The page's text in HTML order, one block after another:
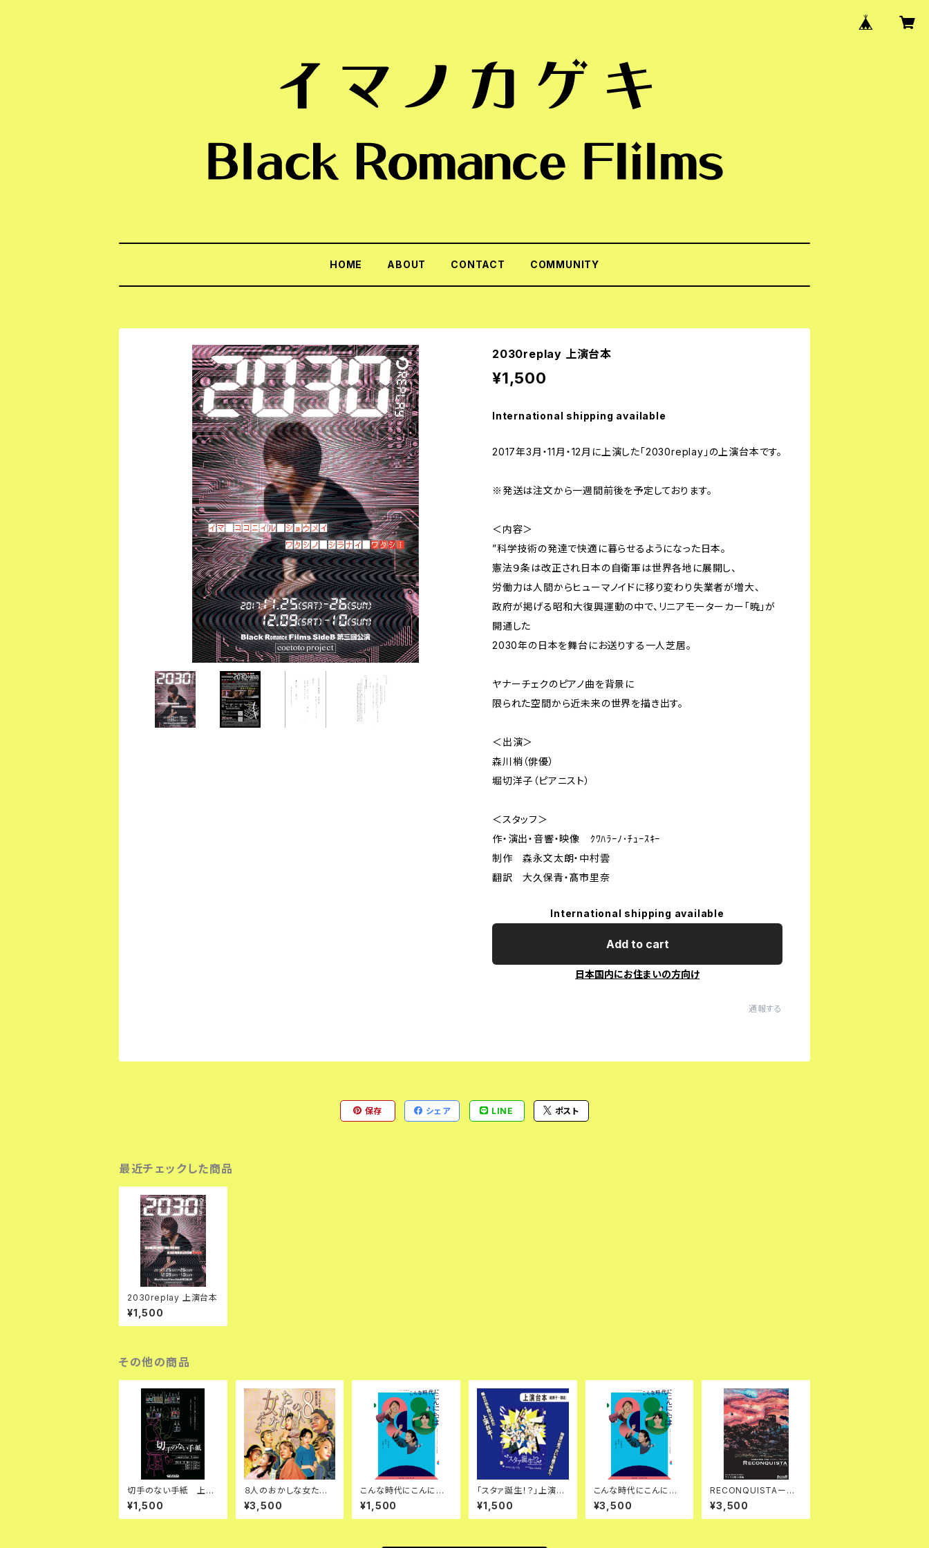
HOME ABOUT CONTACT COMMUNITY
2030replay 上演台本
¥1,500
International shipping available
2017年3月・11月・12月に上演した「2030replay」の上演台本です。
※発送は注文から一週間前後を予定しております。
＜内容＞
”科学技術の発達で快適に暮らせるようになった日本。
憲法９条は改正され日本の自衛軍は世界各地に展開し、
労働力は人間からヒューマノイドに移り変わり失業者が増大、
政府が掲げる昭和大復興運動の中で、リニアモーターカー「暁」が
開通した
2030年の日本を舞台にお送りする一人芝居。
ヤナーチェクのピアノ曲を背景に
限られた空間から近未来の世界を描き出す。
＜出演＞
森川梢（俳優）
堀切洋子（ピアニスト）
＜スタッフ＞
作・演出・音響・映像 ｸﾜﾊﾗｰﾉ･ﾁｭｰｽｷｰ
制作 森永文太朗・中村雲
翻訳 大久保青・髙市里奈
International shipping available
Add to cart
日本国内にお住まいの方向け
通報する
保存 シェア LINE ポスト
最近チェックした商品
2030replay 上演台本
¥1,500
その他の商品
切手のない手紙 上演
台本
¥1,500
８人のおかしな女た
ち DVD
¥3,500
こんな時代にこんにち
は 上演台本
¥1,500
「スタァ誕生！？」上演台
本（紙冊子）
¥1,500
こんな時代にこんにち
は Blu-ray
¥3,500
RECONQUISTAーレ
コンキスター DVD
¥3,500